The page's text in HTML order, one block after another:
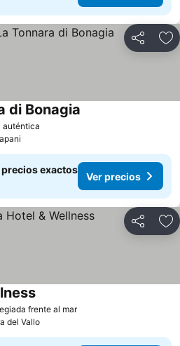
Compartir
auténtica
di Bonagia
exactos
Ver precios
Compartir
frente al mar
del Vallo